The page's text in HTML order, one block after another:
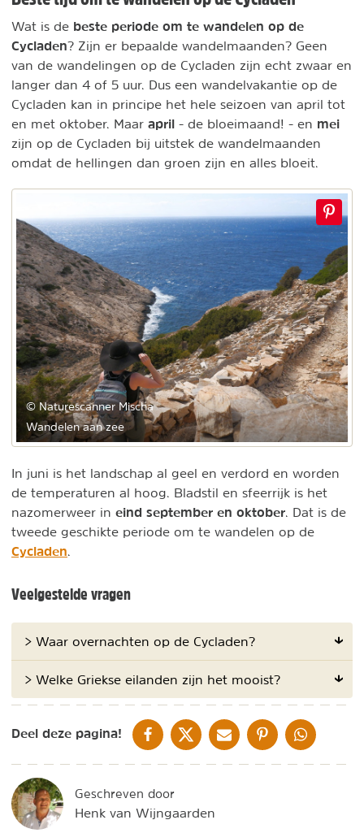
Wat is de beste periode om te wandelen op de
Cycladen? Zijn er bepaalde wandelmaanden? Geen
van de wandelingen op de Cycladen zijn echt zwaar en
langer dan 4 of 5 uur. Dus een wandelvakantie op de
Cycladen kan in principe het hele seizoen van april tot
en met oktober. Maar april - de bloeimaand! - en mei
zijn op de Cycladen bij uitstek de wandelmaanden
omdat de hellingen dan groen zijn en alles bloeit.
© Naturescanner Mischa
Wandelen aan zee
In juni is het landschap al geel en verdord en worden
de temperaturen al hoog. Bladstil en sfeerrijk is het
nazomerweer in eind september en oktober . Dat is de
tweede geschikte periode om te wandelen op de
Cycladen
Veelgestelde vragen
> Waar overnachten op de Cycladen?
> Welke Griekse eilanden zijn het mooist?
Deel deze pagina! DELEN OP FACEBOOK
DELEN OP XDELEN VIA DE MAIL
DELEN OP PINTEREST
DELEN OP
Geschreven door
Henk van Wijngaarden